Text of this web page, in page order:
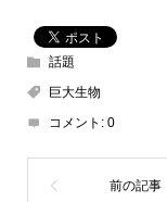
話題
巨大生物
コメント: 0